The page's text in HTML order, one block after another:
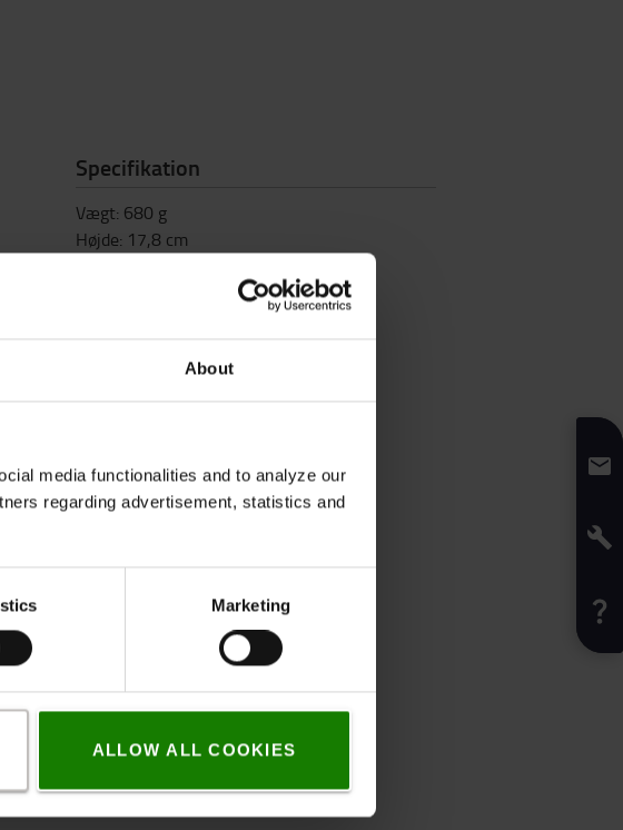
About
media functionalities and to analyze our
regarding advertisement, statistics and
Marketing
ALLOW ALL COOKIES
Specifikation
Vægt: 680 g
Højde: 17,8 cm